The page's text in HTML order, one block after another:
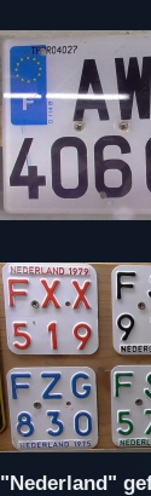
"Nederland"